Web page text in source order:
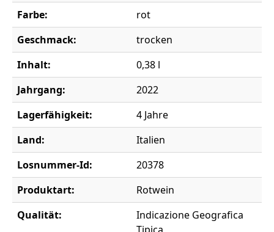
Farbe:
rot
Geschmack:
trocken
Inhalt:
0,38 l
Jahrgang:
2022
Lagerfähigkeit:
4 Jahre
Land:
Italien
Losnummer-Id:
20378
Produktart:
Rotwein
Qualität:
Indicazione Geografica